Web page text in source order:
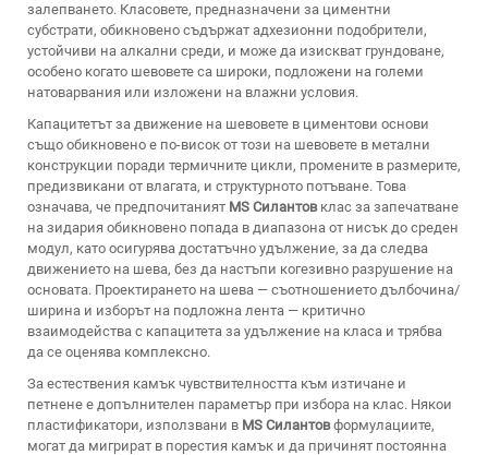
залепването. Класовете, предназначени за циментни
субстрати, обикновено съдържат адхезионни подобрители,
устойчиви на алкални среди, и може да изискват грундоване,
особено когато шевовете са широки, подложени на големи
натоварвания или изложени на влажни условия.
Капацитетът за движение на шевовете в циментови основи
също обикновено е по-висок от този на шевовете в метални
конструкции поради термичните цикли, промените в размерите,
предизвикани от влагата, и структурното потъване. Това
означава, че предпочитаният MS Силантов клас за запечатване
на зидария обикновено попада в диапазона от нисък до среден
модул, като осигурява достатъчно удължение, за да следва
движението на шева, без да настъпи когезивно разрушение на
основата. Проектирането на шева — съотношението дълбочина/
ширина и изборът на подложна лента — критично
взаимодейства с капацитета за удължение на класа и трябва
да се оценява комплексно.
За естествения камък чувствителността към изтичане и
петнене е допълнителен параметър при избора на клас. Някои
пластификатори, използвани в MS Силантовформулациите,
могат да мигрират в порестия камък и да причинят постоянна